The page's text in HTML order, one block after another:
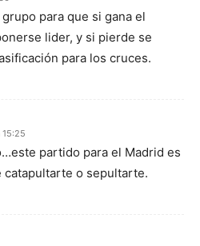
para que si gana el
lider, y si pierde se
para los cruces.
15:25
partido para el Madrid es
catapultarte o sepultarte.